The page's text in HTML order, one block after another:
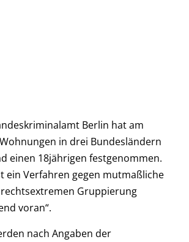
Berlin hat am
in drei Bundesländern
einen 18jährigen festgenommen.
ein Verfahren gegen mutmaßliche
Gruppierung
voran“.
nach Angaben der